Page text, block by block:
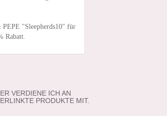
"Sleepherds10" für
Rabatt.
VERDIENE ICH AN
PRODUKTE MIT.